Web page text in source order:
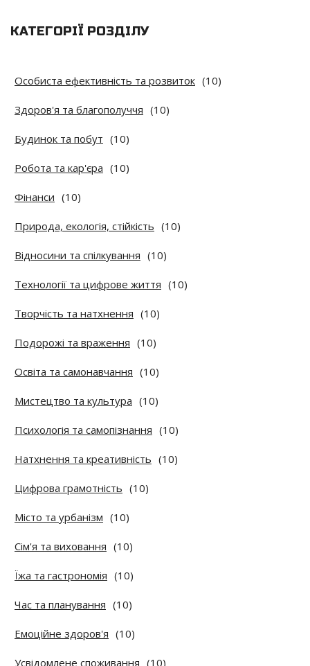
КАТЕГОРІЇ РОЗДІЛУ
Особиста ефективність та розвиток (10)
Здоров'я та благополуччя (10)
Будинок та побут (10)
Робота та кар'єра (10)
Фінанси (10)
Природа, екологія, стійкість (10)
Відносини та спілкування (10)
Технології та цифрове життя (10)
Творчість та натхнення (10)
Подорожі та враження (10)
Освіта та самонавчання (10)
Мистецтво та культура (10)
Психологія та самопізнання (10)
Натхнення та креативність (10)
Цифрова грамотність (10)
Місто та урбанізм (10)
Сім'я та виховання (10)
Їжа та гастрономія (10)
Час та планування (10)
Емоційне здоров'я (10)
Усвідомлене споживання (10)